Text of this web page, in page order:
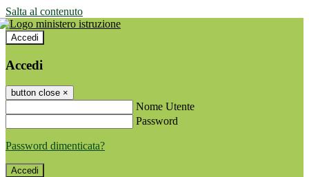
Salta al contenuto
Accedi
Accedi
button close ×
Nome Utente
Password
Password dimenticata?